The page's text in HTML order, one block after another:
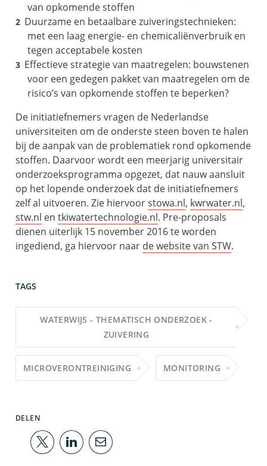
van opkomende stoffen
Duurzame en betaalbare zuiveringstechnieken:
met een laag energie- en chemicaliënverbruik en
tegen acceptabele kosten
Effectieve strategie van maatregelen: bouwstenen
voor een gedegen pakket van maatregelen om de
risico’s van opkomende stoffen te beperken?
De initiatiefnemers vragen de Nederlandse
universiteiten om de onderste steen boven te halen
bij de aanpak van de problematiek rond opkomende
stoffen. Daarvoor wordt een meerjarig universitair
onderzoeksprogramma opgezet, dat nauw aansluit
op het lopende onderzoek dat de initiatiefnemers
zelf al uitvoeren. Zie hiervoorstowa.nl, kwrwater.nl,
stw.nl en tkiwatertechnologie.nl. Pre-proposals
dienen uiterlijk 15 november 2016 te worden
ingediend, ga hiervoor naar de website van STW.
TAGS
WATERWIJS - THEMATISCH ONDERZOEK -
ZUIVERING
MICROVERONTREINIGING MONITORING
DELEN